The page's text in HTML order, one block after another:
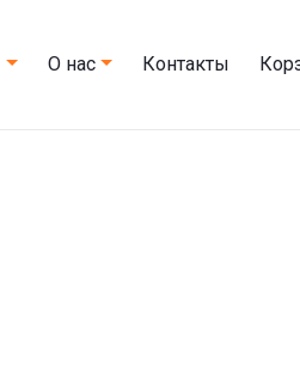
О нас Контакты